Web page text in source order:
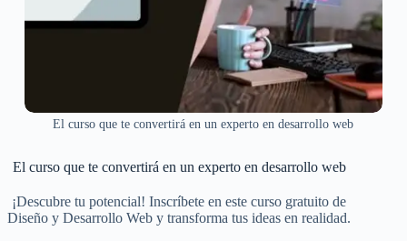
El curso que te convertirá en un experto en desarrollo web
El curso que te convertirá en un experto en desarrollo web
¡Descubre tu potencial! Inscríbete en este curso gratuito de
Diseño y Desarrollo Web y transforma tus ideas en realidad.